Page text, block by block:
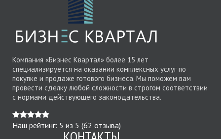
Компания «Бизнес Квартал» более 15 лет
специализируется на оказании комплексных услуг по
покупке и продаже готового бизнеса. Мы поможем вам
провести сделку любой сложности в строгом соответствии
с нормами действующего законодательства.
Наш рейтинг: 5 из 5 (62 отзыва)